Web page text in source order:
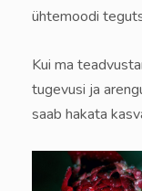
ühtemoodi
Kui ma
tugevusi ja
saab hakata